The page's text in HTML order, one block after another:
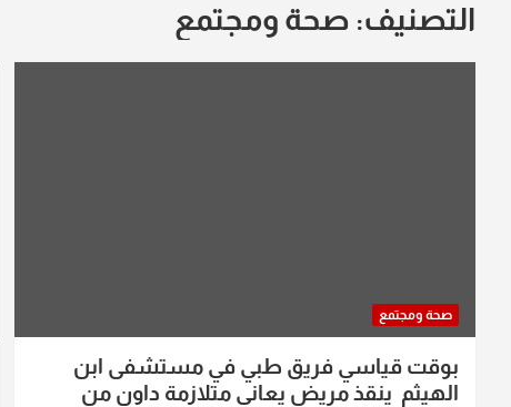
التصنيف: صحة ومجتمع
صحة ومجتمع
بوقت قياسي فريق طبي في مستشفى ابن
الهيثم ينقذ مريض يعاني متلازمة داون من